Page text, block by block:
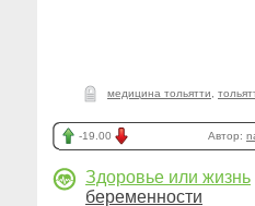
медицина тольятти
-19.00 Автор:
Здоровье или жизнь
беременности